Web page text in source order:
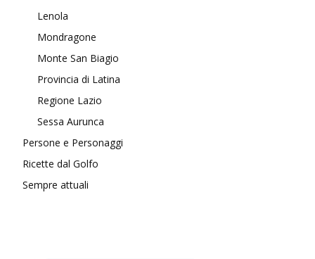
Lenola
Mondragone
Monte San Biagio
Provincia di Latina
Regione Lazio
Sessa Aurunca
Persone e Personaggi
Ricette dal Golfo
Sempre attuali